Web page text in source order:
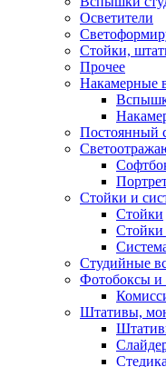
Осветители
Стойки,
Прочее
Накамерные
Постоянный
Стойки и
Стойки
Стойки
Студийные
Фотобоксы и
Штативы,